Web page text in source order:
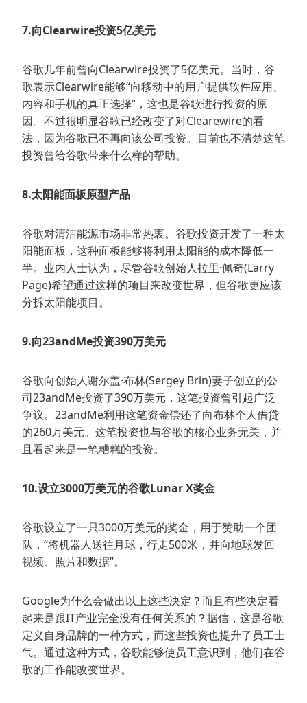
7.向Clearwire投资5亿美元
谷歌几年前曾向Clearwire投资了5亿美元。当时，谷
歌表示Clearwire能够“向移动中的用户提供软件应用、
内容和手机的真正选择”，这也是谷歌进行投资的原
因。不过很明显谷歌已经改变了对Clearewire的看
法，因为谷歌已不再向该公司投资。目前也不清楚这笔
投资曾给谷歌带来什么样的帮助。
8.太阳能面板原型产品
谷歌对清洁能源市场非常热衷。谷歌投资开发了一种太
阳能面板，这种面板能够将利用太阳能的成本降低一
半。业内人士认为，尽管谷歌创始人拉里·佩奇(Larry
Page)希望通过这样的项目来改变世界，但谷歌更应该
分拆太阳能项目。
9.向23andMe投资390万美元
谷歌向创始人谢尔盖·布林(Sergey Brin)妻子创立的公
司23andMe投资了390万美元，这笔投资曾引起广泛
争议。23andMe利用这笔资金偿还了向布林个人借贷
的260万美元。这笔投资也与谷歌的核心业务无关，并
且看起来是一笔糟糕的投资。
10.设立3000万美元的谷歌Lunar X奖金
谷歌设立了一只3000万美元的奖金，用于赞助一个团
队，“将机器人送往月球，行走500米，并向地球发回
视频、照片和数据”。
Google为什么会做出以上这些决定？而且有些决定看
起来是跟IT产业完全没有任何关系的？据信，这是谷歌
定义自身品牌的一种方式，而这些投资也提升了员工士
气。通过这种方式，谷歌能够使员工意识到，他们在谷
歌的工作能改变世界。